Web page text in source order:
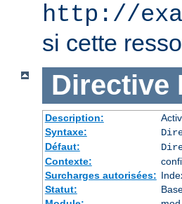
http://
si cette
Directive
Description:
Syntaxe:
Défaut:
Contexte:
Surcharges autorisées:
Statut: